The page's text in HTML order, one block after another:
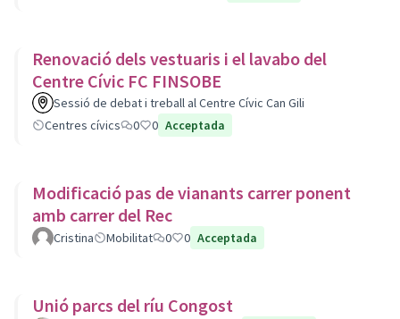
Renovació dels vestuaris i el lavabo del
Centre Cívic FC FINSOBE
Sessió de debat i treball al Centre Cívic Can Gili
Centres cívics
0 0 Acceptada
Modificació pas de vianants carrer ponent
amb carrer del Rec
Cristina Mobilitat 0 0 Acceptada
Unió parcs del ríu Congost